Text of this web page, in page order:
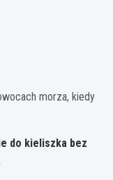
morza, kiedy
do kieliszka bez